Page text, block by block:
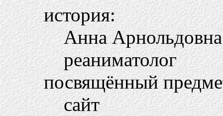
история:
Анна
реаниматолог
посвящённый
сайт